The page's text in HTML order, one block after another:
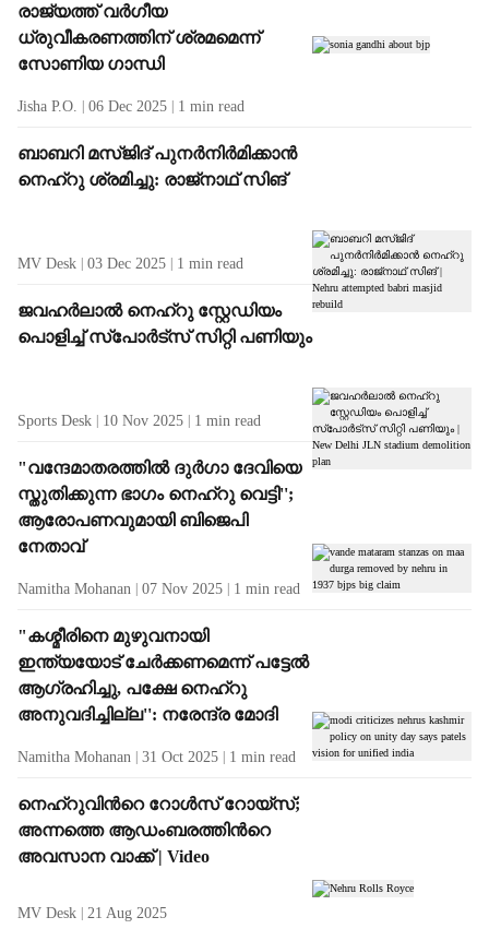
രാജ്യത്ത് വർഗീയ
ധ്രുവീകരണത്തിന് ശ്രമമെന്ന്
സോണിയ ഗാന്ധി
Jisha P.O. 06 Dec 2025 1 min read
ബാബറി മസ്ജിദ് പുനർനിർമിക്കാൻ
നെഹ്റു ശ്രമിച്ചു: രാജ്നാഥ് സിങ്
MV Desk 03 Dec 2025 1 min read
ജവഹർലാൽ നെഹ്റു സ്റ്റേഡിയം
പൊളിച്ച് സ്പോർട്സ് സിറ്റി പണിയും
Sports Desk 10 Nov 2025 1 min read
"വന്ദേമാതരത്തിൽ ദുർഗാ ദേവിയെ
സ്തുതിക്കുന്ന ഭാഗം നെഹ്റു വെട്ടി'';
ആരോപണവുമായി ബിജെപി
നേതാവ്
Namitha Mohanan 07 Nov 2025 1 min read
"കശ്മീരിനെ മുഴുവനായി
ഇന്ത്യയോട് ചേർക്കണമെന്ന് പട്ടേല്‍
ആഗ്രഹിച്ചു, പക്ഷേ നെഹ്‌റു
അനുവദിച്ചില്ല'': നരേന്ദ്ര മോദി
Namitha Mohanan 31 Oct 2025 1 min read
നെഹ്റുവിന്‍റെ റോൾസ് റോയ്സ്;
അന്നത്തെ ആഡംബരത്തിന്‍റെ
അവസാന വാക്ക് | Video
MV Desk 21 Aug 2025